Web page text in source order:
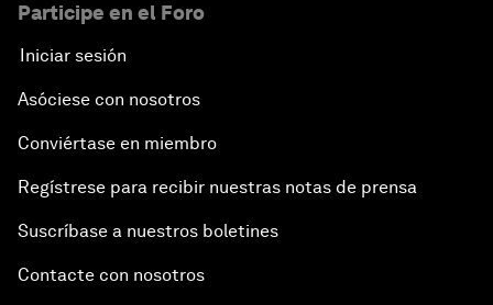
Participe en el Foro
Iniciar sesión
Asóciese con nosotros
Conviértase en miembro
Regístrese para recibir nuestras notas de prensa
Suscríbase a nuestros boletines
Contacte con nosotros